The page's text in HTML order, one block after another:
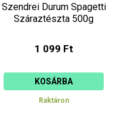
Szendrei Durum Spagetti
Száraztészta 500g
1 099 Ft
KOSÁRBA
Raktáron